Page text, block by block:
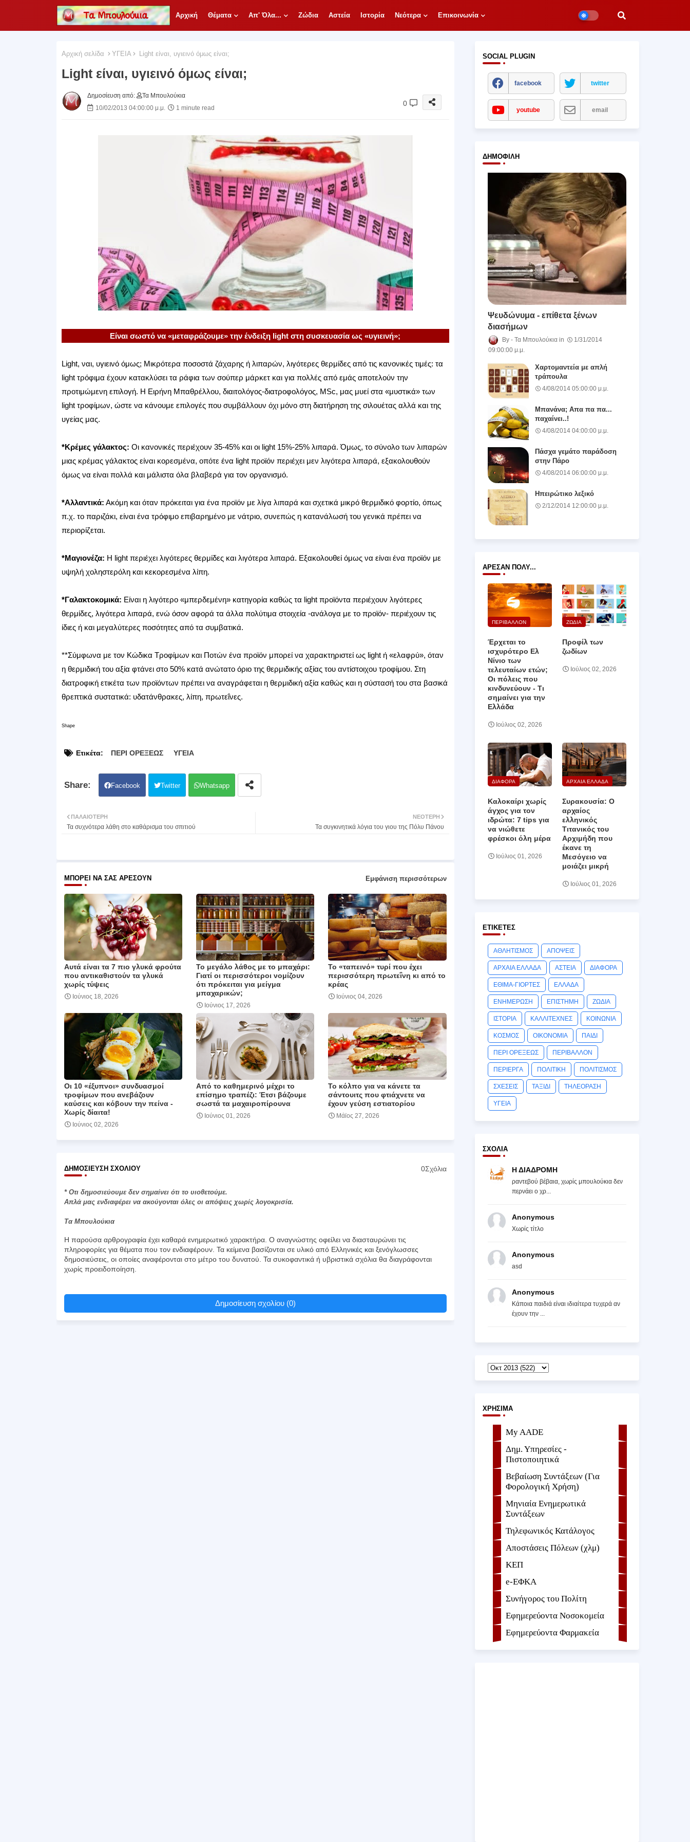
Αρχική Θέματα Απ' Όλα... Ζώδια Αστεία Ιστορία Νεότερα Επικοινωνία
Αρχική σελίδα ΥΓΕΙΑ Light είναι, υγιεινό όμως είναι;
Light είναι, υγιεινό όμως είναι;
Δημοσίευση από:
Τα Μπουλούκια
10/02/2013 04:00:00 μ.μ.
1 minute read
0
Είναι σωστό να «μεταφράζουμε» την ένδειξη light στη συσκευασία ως «υγιεινή»;
Light, ναι, υγιεινό όμως; Μικρότερα ποσοστά ζάχαρης ή λιπαρών, λιγότερες θερμίδες από τις κανονικές τιμές: τα
light τρόφιμα έχουν κατακλύσει τα ράφια των σούπερ μάρκετ και για πολλές από εμάς αποτελούν την
προτιμώμενη επιλογή. Η Ειρήνη Μπαθρέλλου, διαιτολόγος-διατροφολόγος, MSc, μας μυεί στα «μυστικά» των
light τροφίμων, ώστε να κάνουμε επιλογές που συμβάλλουν όχι μόνο στη διατήρηση της σιλουέτας αλλά και της
υγείας μας.
*Κρέμες γάλακτος: Οι κανονικές περιέχουν 35-45% και οι light 15%-25% λιπαρά. Όμως, το σύνολο των λιπαρών
μιας κρέμας γάλακτος είναι κορεσμένα, οπότε ένα light προϊόν περιέχει μεν λιγότερα λιπαρά, εξακολουθούν
όμως να είναι πολλά και μάλιστα όλα βλαβερά για τον οργανισμό.
*Αλλαντικά: Ακόμη και όταν πρόκειται για ένα προϊόν με λίγα λιπαρά και σχετικά μικρό θερμιδικό φορτίο, όπως
π.χ. το παριζάκι, είναι ένα τρόφιμο επιβαρημένο με νάτριο, συνεπώς η κατανάλωσή του γενικά πρέπει να
περιορίζεται.
*Μαγιονέζα: Η light περιέχει λιγότερες θερμίδες και λιγότερα λιπαρά. Εξακολουθεί όμως να είναι ένα προϊόν με
υψηλή χοληστερόλη και κεκορεσμένα λίπη.
*Γαλακτοκομικά: Είναι η λιγότερο «μπερδεμένη» κατηγορία καθώς τα light προϊόντα περιέχουν λιγότερες
θερμίδες, λιγότερα λιπαρά, ενώ όσον αφορά τα άλλα πολύτιμα στοιχεία -ανάλογα με το προϊόν- περιέχουν τις
ίδιες ή και μεγαλύτερες ποσότητες από τα συμβατικά.
**Σύμφωνα με τον Κώδικα Τροφίμων και Ποτών ένα προϊόν μπορεί να χαρακτηριστεί ως light ή «ελαφρύ», όταν
η θερμιδική του αξία φτάνει στο 50% κατά ανώτατο όριο της θερμιδικής αξίας του αντίστοιχου τροφίμου. Στη
διατροφική ετικέτα των προϊόντων πρέπει να αναγράφεται η θερμιδική αξία καθώς και η σύστασή του στα βασικά
θρεπτικά συστατικά: υδατάνθρακες, λίπη, πρωτεΐνες.
Shape
Ετικέτα: ΠΕΡΙ ΟΡΕΞΕΩΣ ΥΓΕΙΑ
Facebook Twitter Whatsapp
ΝΕΌΤΕΡΗ
Τα συγκινητικά λόγια του γιου της Πόλυ Πάνου
ΠΑΛΑΙΌΤΕΡΗ
Τα συχνότερα λάθη στο καθάρισμα του σπιτιού
ΜΠΟΡΕΊ ΝΑ ΣΑΣ ΑΡΈΣΟΥΝ Εμφάνιση περισσότερων
Αυτά είναι τα 7 πιο γλυκά φρούτα
που αντικαθιστούν τα γλυκά
χωρίς τύψεις
Ιούνιος 18, 2026
Το μεγάλο λάθος με το μπαχάρι:
Γιατί οι περισσότεροι νομίζουν
ότι πρόκειται για μείγμα
μπαχαρικών;
Ιούνιος 17, 2026
Το «ταπεινό» τυρί που έχει
περισσότερη πρωτεΐνη κι από το
κρέας
Ιούνιος 04, 2026
Οι 10 «έξυπνοι» συνδυασμοί
τροφίμων που ανεβάζουν
καύσεις και κόβουν την πείνα ‑
Χωρίς δίαιτα!
Ιούνιος 02, 2026
Από το καθημερινό μέχρι το
επίσημο τραπέζι: Έτσι βάζουμε
σωστά τα μαχαιροπίρουνα
Ιούνιος 01, 2026
Το κόλπο για να κάνετε τα
σάντουιτς που φτιάχνετε να
έχουν γεύση εστιατορίου
Μάϊος 27, 2026
ΔΗΜΟΣΊΕΥΣΗ ΣΧΟΛΊΟΥ 0Σχόλια
* Οτι δημοσιεύουμε δεν σημαίνει ότι το υιοθετούμε.
Απλά μας ενδιαφέρει να ακούγονται όλες οι απόψεις χωρίς λογοκρισία.
Τα Μπουλούκια
Η παρούσα αρθρογραφία έχει καθαρά ενημερωτικό χαρακτήρα. Ο αναγνώστης οφείλει να διασταυρώνει τις
πληροφορίες για θέματα που τον ενδιαφέρουν. Τα κείμενα βασίζονται σε υλικό από Ελληνικές και ξενόγλωσσες
δημοσιεύσεις, οι οποίες αναφέρονται στο μέτρο του δυνατού. Τα συκοφαντικά ή υβριστικά σχόλια θα διαγράφονται
χωρίς προειδοποίηση.
Δημοσίευση σχολίου (0)
SOCIAL PLUGIN
facebook twitter
youtube email
ΔΗΜΟΦΙΛΉ
Ψευδώνυμα - επίθετα ξένων
διασήμων
Τα Μπουλούκια
1/31/2014
09:00:00 μ.μ.
Χαρτομαντεία με απλή
τράπουλα
4/08/2014 05:00:00 μ.μ.
Μπανάνα; Απα πα πα...
παχαίνει..!
4/08/2014 04:00:00 μ.μ.
Πάσχα γεμάτο παράδοση
στην Πάρο
4/08/2014 06:00:00 μ.μ.
Ηπειρώτικο λεξικό
2/12/2014 12:00:00 μ.μ.
ΆΡΕΣΑΝ ΠΟΛΎ...
ΠΕΡΙΒΑΛΛΟΝ
Έρχεται το
ισχυρότερο Ελ
Νίνιο των
τελευταίων ετών;
Οι πόλεις που
κινδυνεύουν ‑ Τι
σημαίνει για την
Ελλάδα
Ιούλιος 02, 2026
ΖΩΔΙΑ
Προφίλ των
ζωδίων
Ιούλιος 02, 2026
ΔΙΑΦΟΡΑ
Καλοκαίρι χωρίς
άγχος για τον
ιδρώτα: 7 tips για
να νιώθετε
φρέσκοι όλη μέρα
Ιούλιος 01, 2026
ΑΡΧΑΙΑ ΕΛΛΑΔΑ
Συρακουσία: Ο
αρχαίος
ελληνικός
Τιτανικός του
Αρχιμήδη που
έκανε τη
Μεσόγειο να
μοιάζει μικρή
Ιούλιος 01, 2026
ΕΤΙΚΈΤΕΣ
ΑΘΛΗΤΙΣΜΟΣ ΑΠΟΨΕΙΣ
ΑΡΧΑΙΑ ΕΛΛΑΔΑ ΑΣΤΕΙΑ ΔΙΑΦΟΡΑ
ΕΘΙΜΑ-ΓΙΟΡΤΕΣ ΕΛΛΑΔΑ
ΕΝΗΜΕΡΩΣΗ ΕΠΙΣΤΗΜΗ ΖΩΔΙΑ
ΙΣΤΟΡΙΑ ΚΑΛΛΙΤΕΧΝΕΣ ΚΟΙΝΩΝΙΑ
ΚΟΣΜΟΣ ΟΙΚΟΝΟΜΙΑ ΠΑΙΔΙ
ΠΕΡΙ ΟΡΕΞΕΩΣ ΠΕΡΙΒΑΛΛΟΝ
ΠΕΡΙΕΡΓΑ ΠΟΛΙΤΙΚΗ ΠΟΛΙΤΙΣΜΟΣ
ΣΧΕΣΕΙΣ ΤΑΞΙΔΙ ΤΗΛΕΟΡΑΣΗ
ΥΓΕΙΑ
ΣΧΌΛΙΑ
Η ΔΙΑΔΡΟΜΗ
ραντεβού βέβαια, χωρίς μπουλούκια δεν
περνάει ο χρ...
Anonymous
Χωρίς τίτλο
Anonymous
asd
Anonymous
Κάποια παιδιά είναι ιδιαίτερα τυχερά αν
έχουν την ...
ΧΡΉΣΙΜΑ
My AADE
Δημ. Υπηρεσίες -
Πιστοποιητικά
Βεβαίωση Συντάξεων (Για
Φορολογική Χρήση)
Μηνιαία Ενημερωτικά
Συντάξεων
Τηλεφωνικός Κατάλογος
Αποστάσεις Πόλεων (χλμ)
ΚΕΠ
e-ΕΦKA
Συνήγορος του Πολίτη
Εφημερεύοντα Νοσοκομεία
Εφημερεύοντα Φαρμακεία